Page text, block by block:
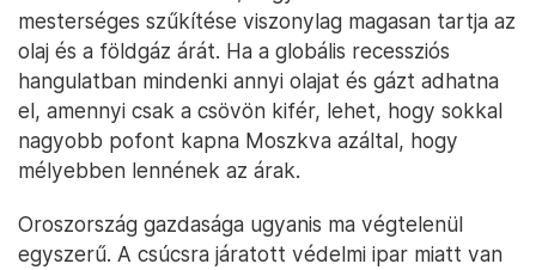
mesterséges szűkítése viszonylag magasan tartja az
olaj és a földgáz árát. Ha a globális recessziós
hangulatban mindenki annyi olajat és gázt adhatna
el, amennyi csak a csövön kifér, lehet, hogy sokkal
nagyobb pofont kapna Moszkva azáltal, hogy
mélyebben lennének az árak.
Oroszország gazdasága ugyanis ma végtelenül
egyszerű. A csúcsra járatott védelmi ipar miatt van